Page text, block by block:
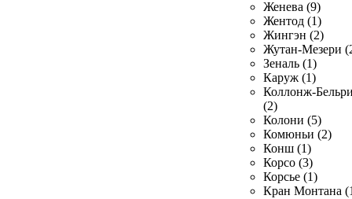
Женева (9)
Жентод (1)
Жингэн (2)
Жутан-Мезери
Зеналь (1)
Каруж (1)
Коллонж-
(2)
Колони (5)
Комюньи (2)
Конш (1)
Корсо (3)
Корсье (1)
Кран Монтана